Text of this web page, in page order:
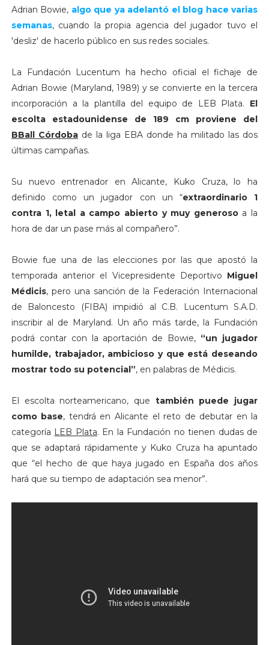
Adrian Bowie, algo que ya adelantó el blog hace varias
semanas, cuando la propia agencia del jugador tuvo el
'desliz' de hacerlo público en sus redes sociales.
La Fundación Lucentum ha hecho oficial el fichaje de
Adrian Bowie (Maryland, 1989) y se convierte en la tercera
incorporación a la plantilla del equipo de LEB Plata. El
escolta estadounidense de 189 cm proviene del
BBall Córdobade la liga EBA donde ha militado las dos
últimas campañas.
Su nuevo entrenador en Alicante, Kuko Cruza, lo ha
definido como un jugador con un “extraordinario 1
contra 1, letal a campo abierto y muy generosoa la
hora de dar un pase más al compañero”.
Bowie fue una de las elecciones por las que apostó la
temporada anterior el Vicepresidente Deportivo Miguel
Médicis, pero una sanción de la Federación Internacional
de Baloncesto (FIBA) impidió al C.B. Lucentum S.A.D.
inscribir al de Maryland. Un año más tarde, la Fundación
podrá contar con la aportación de Bowie, “un jugador
humilde, trabajador, ambicioso y que está deseando
mostrar todo su potencial”, en palabras de Médicis.
El escolta norteamericano, que también puede jugar
como base, tendrá en Alicante el reto de debutar en la
categoría LEB Plata. En la Fundación no tienen dudas de
que se adaptará rápidamente y Kuko Cruza ha apuntado
que “el hecho de que haya jugado en España dos años
hará que su tiempo de adaptación sea menor”.